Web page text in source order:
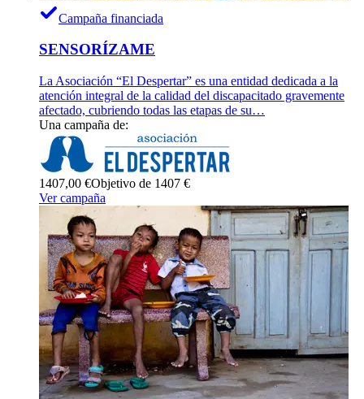
Campaña financiada
SENSORÍZAME
La Asociación “El Despertar” es una entidad dedicada a la
atención integral de la calidad del discapacitado gravemente
afectado, cubriendo todas las etapas de su…
Una campaña de:
1407,00 €Objetivo de 1407 €
Ver campaña